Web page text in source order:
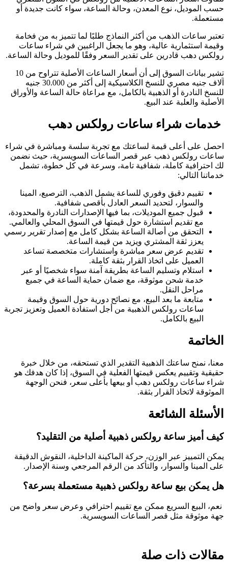
حسب الموديل، نوع المعدن، وحالة الساعة، سواء كانت جديدة أو
مستعملة.
تعتبر ساعات الذهب من أكثر النماذج طلبًا لما تتميز به من فخامة
وقيمة استثمارية عالية، وهو ما يجعل الراغبين في شراء ساعات
رولكس دهب قادرين على تقدير السعر وفقًا للموديل وحالة الساعة.
تشير بيانات السوق إلى أن أسعار الساعات الأصلية تتراوح من 10
آلاف جنيه مصري للنسخ الكلاسيكية إلى أكثر من 30.000 جنيه
للنسخ النادرة أو الذهبية بالكامل، مع مراعاة حالة الساعة والأوراق
الأصلية والعلبة عند البيع.
خدمات شراء ساعات رولكس دهب
احصل على أعلى قيمة لساعتك مع تجربة سلسة ومباشرة في شراء
ساعات رولكس ذهب عبر قصر الساعات السويسرية، حيث نضمن
لك احترافية كاملة، شفافية تامة، وسرعة في كل خطوة، تشمل
خدماتنا التالي:
تقييم دقيق وفوري للساعة يشمل الذهب، الترصيع، المينا
والسوار، لتحديد السعر العادل بأقصى شفافية.
قبول جميع الموديلات، بما فيها الإصدارات النادرة والمحدودة،
مع تقديم استشارة حول قيمتها في السوق المحلي والعالمي.
التحقق من أصالة الساعة بشكل كامل مع إصدار تقرير رسمي
يعزز ثقة المشتري ويزيد من قيمة الساعة.
تقديم عرض سعر مباشرة واستشارات متخصصة تساعد
العميل على اتخاذ القرار بثقة كاملة.
استلام وتسليم الساعة بطريقة آمنة سواء شخصيًا أو عبر
خدمة شحن موثوقة، مع ضمان حماية الساعة في جميع
مراحل النقل.
متابعة ما بعد البيع، مع نصائح دورية حول السوق وقيمة
ساعات رولكس الذهبية من أجل استفادة العميل وتعزيز تجربة
البيع بالكامل.
الخاتمة
معنا، نمنح ساعتك الذهبية التقدير الذي تستحقه، من خلال خبرة
حقيقية وتقييم يعكس قيمتها الفعلية في السوق، إذا كان هدفك هو
شراء ساعات رولكس دهب أو بيعها بأعلى سعر، فنحن الوجهة
الموثوقة لاتخاذ القرار بثقة.
الأسئلة الشائعة
كيف أميز ساعة رولكس ذهبية أصلية من التقليد؟
يمكن التمييز عبر الوزن، حركة الماكينة الداخلية، النقوش الدقيقة
على المينا والسوار، والتأكد من الرقم المرجعي وسنة الإصدار.
هل يمكن بيع ساعة رولكس ذهبية مستعملة بسرعة؟
نعم، البيع السريع ممكن مع تقييم احترافي وعرض سعر واضح من
جهة موثوقة مثل قصر الساعات السويسرية.
مقالات ذات صلة